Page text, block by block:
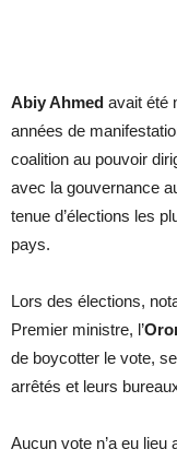
Abiy Ahmed avait été
années de
coalition au pouvoir
avec la gouvernance
tenue d’élections les
pays.
Lors des élections,
Premier ministre, l’
de boycotter le vote,
arrêtés et leurs
Aucun vote n’a eu